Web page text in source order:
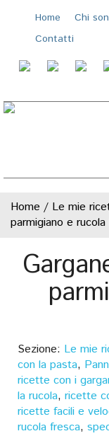
Home Chi
Contatti
Home / Le mie
parmigiano e
Sezione: Le mie
con la pasta,
ricette con i
la rucola, ricette
ricette facili e
rucola fresca,